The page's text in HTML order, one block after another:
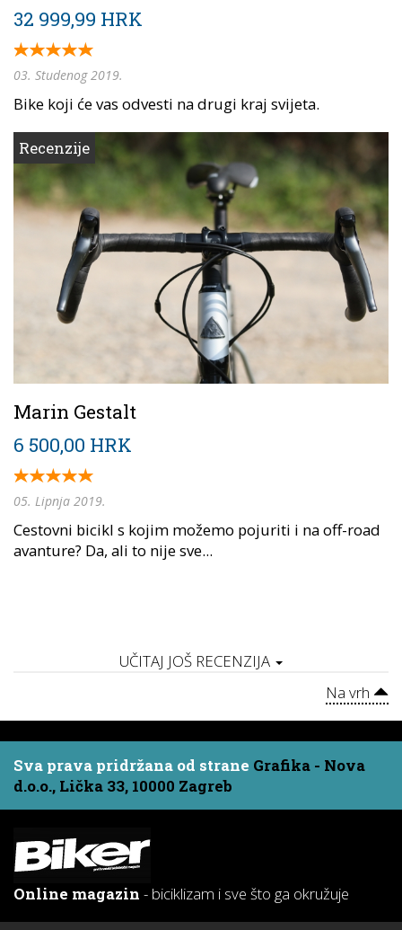
32 999,99 HRK
03. Studenog 2019.
Bike koji će vas odvesti na drugi kraj svijeta.
Recenzije
Marin Gestalt
6 500,00 HRK
05. Lipnja 2019.
Cestovni bicikl s kojim možemo pojuriti i na off-road
avanture? Da, ali to nije sve...
UČITAJ JOŠ RECENZIJA
Na vrh
Sva prava pridržana od strane Grafika - Nova
d.o.o., Lička 33, 10000 Zagreb
Online magazin - biciklizam i sve što ga okružuje